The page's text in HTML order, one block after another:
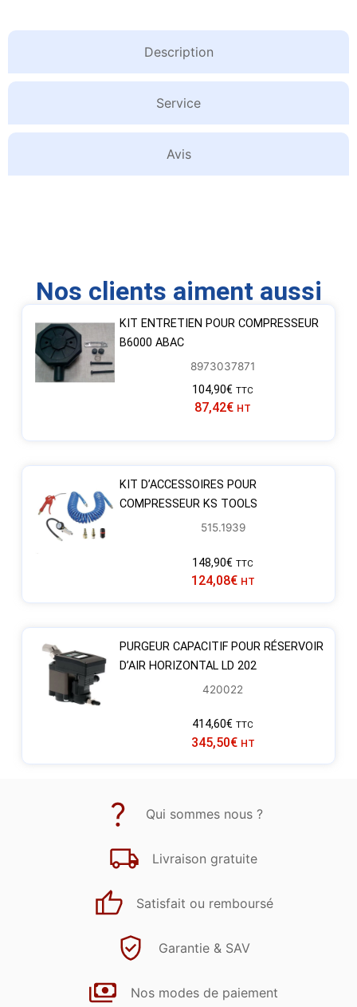
Description
Service
Avis
Nos clients aiment aussi
KIT ENTRETIEN POUR COMPRESSEUR
B6000 ABAC
8973037871
104,90€ TTC
87,42€ HT
KIT D’ACCESSOIRES POUR
COMPRESSEUR KS TOOLS
515.1939
148,90€ TTC
124,08€ HT
PURGEUR CAPACITIF POUR RÉSERVOIR
D’AIR HORIZONTAL LD 202
420022
414,60€ TTC
345,50€ HT
Qui sommes nous ?
Livraison gratuite
Satisfait ou remboursé
Garantie & SAV
Nos modes de paiement